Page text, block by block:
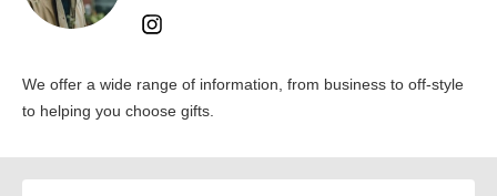
We offer a wide range of information, from business to off-style
to helping you choose gifts.